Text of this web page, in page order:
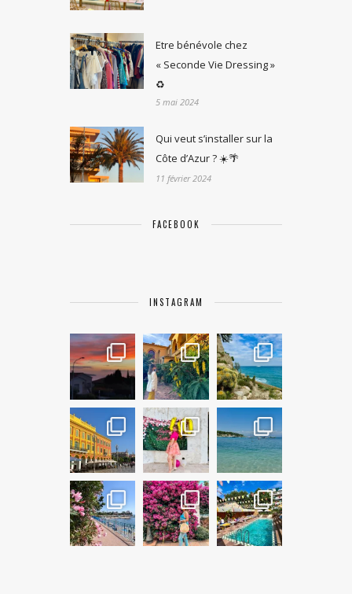
Etre bénévole chez
« Seconde Vie Dressing »
♻️
5 mai 2024
Qui veut s’installer sur la
Côte d’Azur ? ☀️🌴
11 février 2024
FACEBOOK
INSTAGRAM